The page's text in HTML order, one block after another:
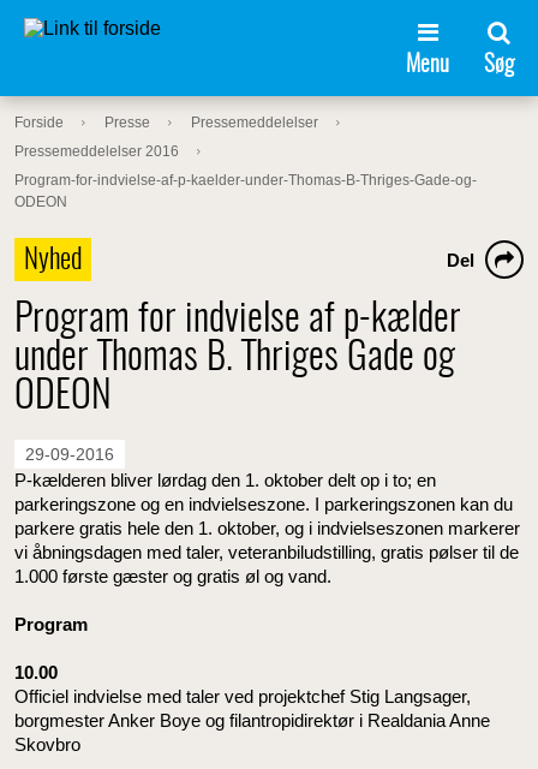
Menu Søg
Forside Presse
Pressemeddelelser
Pressemeddelelser 2016
Program-for-indvielse-af-p-kaelder-under-Thomas-B-Thriges-Gade-og-
ODEON
Nyhed
Program for indvielse af p-kælder
under Thomas B. Thriges Gade og
ODEON
Del
29-09-2016
P-kælderen bliver lørdag den 1. oktober delt op i to; en
parkeringszone og en indvielseszone. I parkeringszonen kan du
parkere gratis hele den 1. oktober, og i indvielseszonen markerer
vi åbningsdagen med taler, veteranbiludstilling, gratis pølser til de
1.000 første gæster og gratis øl og vand.
Program
10.00
Officiel indvielse med taler ved projektchef Stig Langsager,
borgmester Anker Boye og filantropidirektør i Realdania Anne
Skovbro